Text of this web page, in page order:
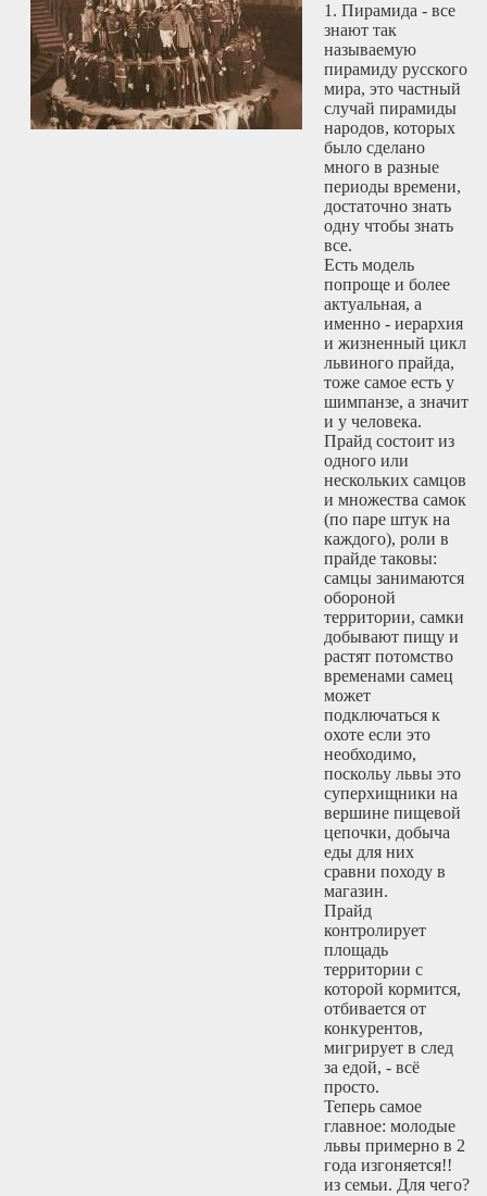
1. Пирамида - все
знают так
называемую
пирамиду русского
мира, это частный
случай пирамиды
народов, которых
было сделано
много в разные
периоды времени,
достаточно знать
одну чтобы знать
все.
Есть модель
попроще и более
актуальная, а
именно - иерархия
и жизненный цикл
львиного прайда,
тоже самое есть у
шимпанзе, а значит
и у человека.
Прайд состоит из
одного или
нескольких самцов
и множества самок
(по паре штук на
каждого), роли в
прайде таковы:
самцы занимаются
обороной
территории, самки
добывают пищу и
растят потомство
временами самец
может
подключаться к
охоте если это
необходимо,
поскольу львы это
суперхищники на
вершине пищевой
цепочки, добыча
еды для них
сравни походу в
магазин.
Прайд
контролирует
площадь
территории с
которой кормится,
отбивается от
конкурентов,
мигрирует в след
за едой, - всё
просто.
Теперь самое
главное: молодые
львы примерно в 2
года изгоняется!!
из семьи. Для чего?